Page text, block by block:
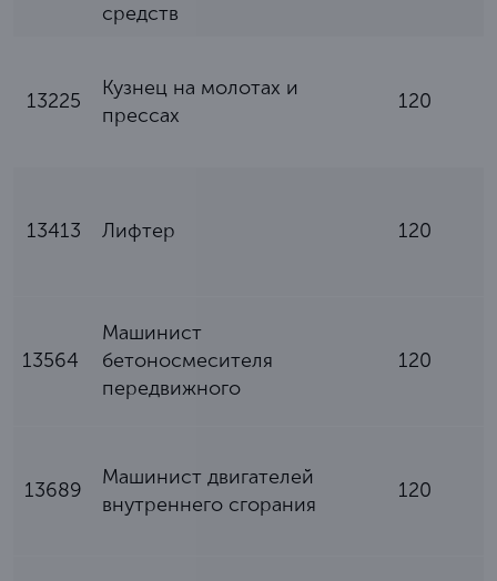
средств
13225
Кузнец на молотах и
прессах
120
13413 Лифтер 120
13564
Машинист
бетоносмесителя
передвижного
120
13689
Машинист двигателей
внутреннего сгорания
120